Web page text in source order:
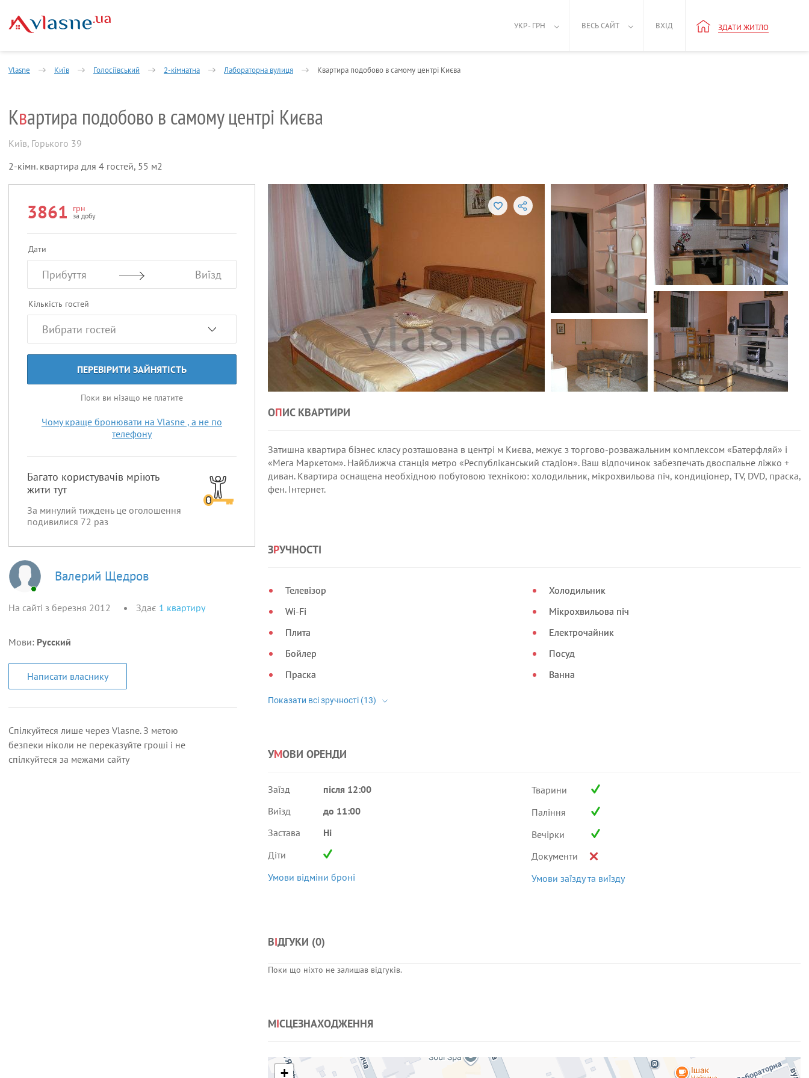
УКР - ГРН ВЕСЬ САЙТ ВХІД ЗДАТИ ЖИТЛО
Vlasne Київ Голосіївський 2-кімнатна Лабораторна вулиця Квартира подобово в самому центрі Києва
Квартира подобово в самому центрі Києва
Київ, Горького 39
2-кімн. квартира для 4 гостей, 55 м2
3861 грн
за добу
Дати
Прибуття Виїзд
Кількість гостей
ПЕРЕВІРИТИ ЗАЙНЯТІСТЬ
Поки ви нізащо не платите
Чому краще бронювати на Vlasne , а не по
телефону
Багато користувачів мріють
жити тут
За минулий тиждень це оголошення
подивилися 72 раз
Валерий Щедров
На сайті з березня 2012 Здає 1 квартиру
Мови: Русский
Написати власнику
Спілкуйтеся лише через Vlasne. З метою
безпеки ніколи не переказуйте гроші і не
спілкуйтеся за межами сайту
ОПИС КВАРТИРИ
Затишна квартира бізнес класу розташована в центрі м Києва, межує з торгово-розважальним комплексом «Батерфляй» і
«Мега Маркетом». Найближча станція метро «Республіканський стадіон». Ваш відпочинок забезпечать двоспальне ліжко +
диван. Квартира оснащена необхідною побутовою технікою: холодильник, мікрохвильова піч, кондиціонер, ТV, DVD, праска,
фен. Інтернет.
ЗРУЧНОСТІ
Телевізор
Wi-Fi
Плита
Бойлер
Праска
Холодильник
Мікрохвильова піч
Електрочайник
Посуд
Ванна
УМОВИ ОРЕНДИ
Заїзд
після 12:00
Виїзд
до 11:00
Застава
Ні
Діти
Умови відміни броні
Тварини
Паління
Вечірки
Документи
Умови заїзду та виїзду
ВІДГУКИ (0)
Поки що ніхто не залишав відгуків.
МІСЦЕЗНАХОДЖЕННЯ
+